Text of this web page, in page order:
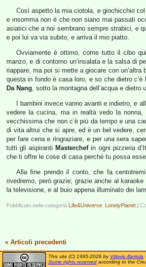
Così aspetto la mia ciotola, e giochicchio
e insomma non è che non siano mai passati
asiatici che a noi sembrano sempre strabici, e
e poi lui va via subito, e arriva il mio piatto.
Ovviamente è ottimo, come tutto il cibo
manzo, e di contorno un’insalata e la salsa di
riappare, ma poi si mette a giocare con
questa in fondo è casa loro, e so che dietro
Da Nang, sotto la montagna dell’acqua e
I bambini invece vanno avanti e indietro, e
vedere la cucina, ma in realtà vedo la nonna,
vecchissima che non c’è più da tempo e una
di vita altrui che si apre, ed è un bel vedere,
per fare cena e ringraziare, e per una sera
tutti gli aspiranti Masterchefin ogni pizzeria
che ti offre le cose di casa perché tu possa
Alla fine prendo il conto, che fa
rivedremo, però grazie; grazie anche al
la televisione, e al buio appena illuminato dei
Pubblicato nella categoria Life&Universe LonelyPlanet |
« Articoli precedenti
This site (C) 1995-2026 by Vittorio Bertola -
Some rights reserved according to the